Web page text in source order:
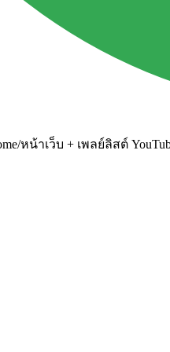
/หน้าเว็บ + เพลย์ลิสต์